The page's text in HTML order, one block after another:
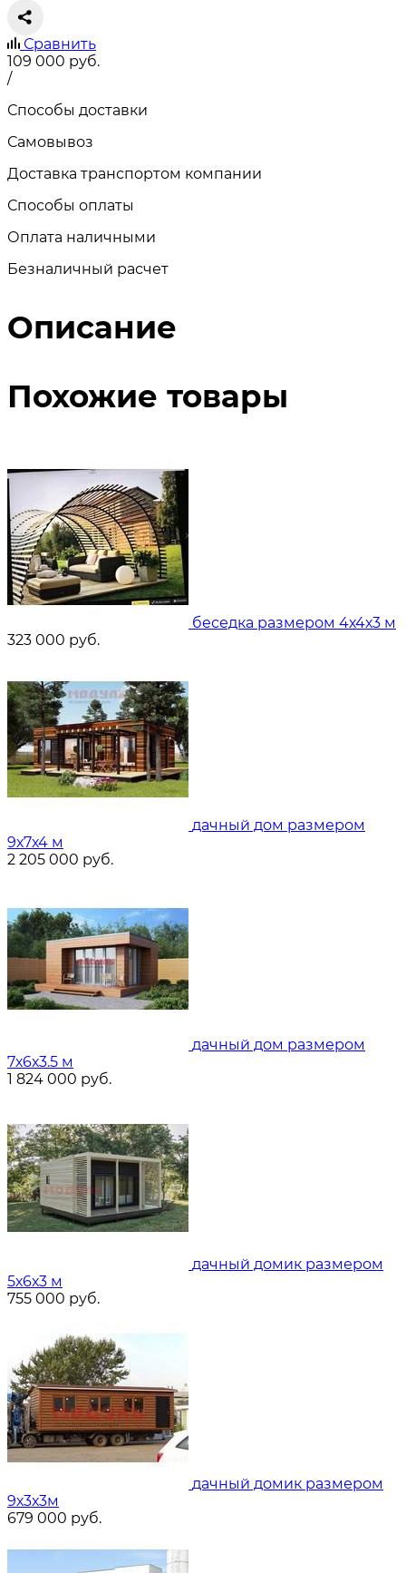
Сравнить
109 000 руб.
/
Способы доставки
Самовывоз
Доставка транспортом компании
Способы оплаты
Оплата наличными
Безналичный расчет
Описание
Похожие товары
беседка размером 4х4х3 м
323 000 руб.
дачный дом размером
9х7х4 м
2 205 000 руб.
дачный дом размером
7х6х3.5 м
1 824 000 руб.
дачный домик размером
5х6х3 м
755 000 руб.
дачный домик размером
9х3х3м
679 000 руб.